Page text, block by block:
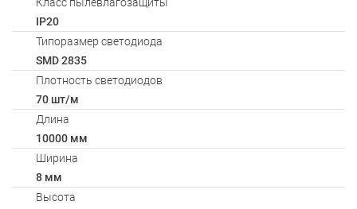
IP20
Типоразмер светодиода
SMD 2835
Плотность светодиодов
70 шт/м
Длина
10000 мм
Ширина
8 мм
Высота